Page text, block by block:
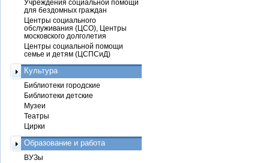
Учреждения социальной помощи
для бездомных граждан
Центры социального
обслуживания (ЦСО), Центры
московского долголетия
Центры социальной помощи
семье и детям (ЦСПСиД)
Культура
Библиотеки городские
Библиотеки детские
Музеи
Театры
Цирки
Образование и работа
ВУЗы